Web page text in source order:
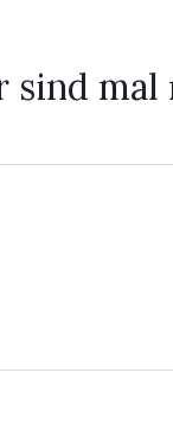
sind mal